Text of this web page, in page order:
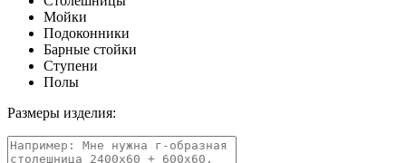
Мойки
Подоконники
Барные стойки
Ступени
Полы
Размеры изделия: